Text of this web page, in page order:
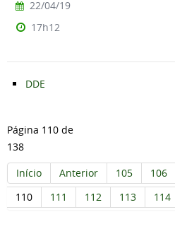
22/04/19
17h12
DDE
Página 110 de
138
Início
Anterior 105 106
110
111 112 113 114